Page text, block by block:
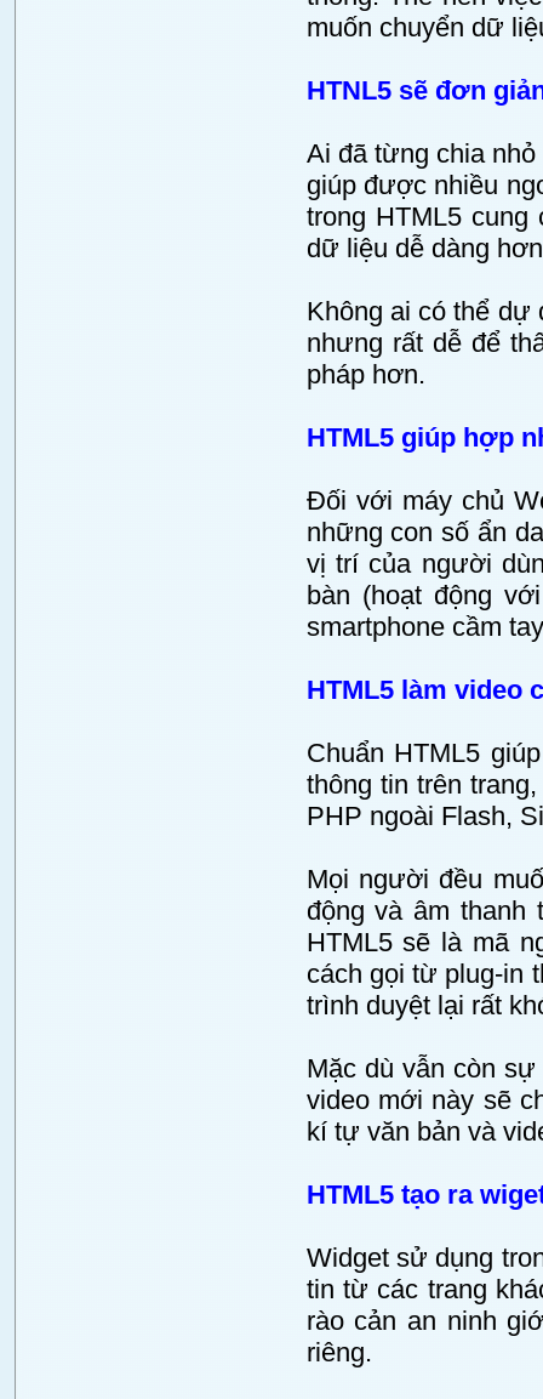
muốn chuyển dữ
HTNL5 sẽ đơn
Ai đã từng chia
giúp được nhiều
trong HTML5
dữ liệu dễ dàng
Không ai có thể dự
nhưng rất dễ để
pháp hơn.
HTML5 giúp hợp
Đối với máy chủ
những con số ẩn
vị trí của người
bàn (hoạt động
smartphone cầm
HTML5 làm video
Chuẩn HTML5
thông tin trên
PHP ngoài Flash,
Mọi người đều
động và âm thanh
HTML5 sẽ là mã
cách gọi từ plug-in
trình duyệt lại rất
Mặc dù vẫn còn
video mới này sẽ
kí tự văn bản và
HTML5 tạo ra
Widget sử dụng
tin từ các trang
rào cản an ninh
riêng.